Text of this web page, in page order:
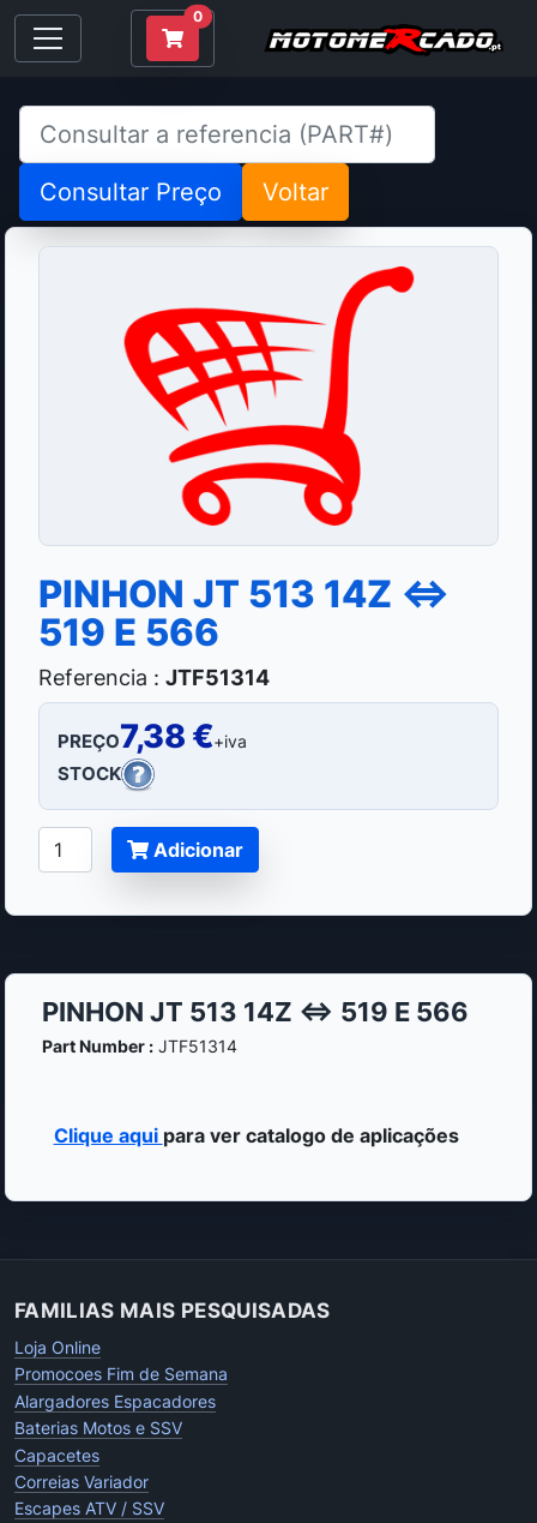
0
Consultar Preço Voltar
PINHON JT 513 14Z <=>
519 E 566
Referencia : JTF51314
PREÇO7,38 €+iva
STOCK
Adicionar
PINHON JT 513 14Z <=> 519 E 566
Part Number :JTF51314
Clique aqui para ver catalogo de aplicações
FAMILIAS MAIS PESQUISADAS
Loja Online
Promocoes Fim de Semana
Alargadores Espacadores
Baterias Motos e SSV
Capacetes
Correias Variador
Escapes ATV / SSV